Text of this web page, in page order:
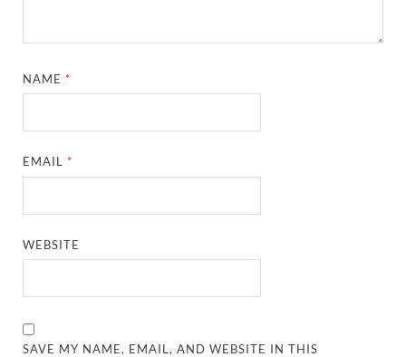
NAME*
EMAIL*
WEBSITE
SAVE MY NAME, EMAIL, AND WEBSITE IN THIS